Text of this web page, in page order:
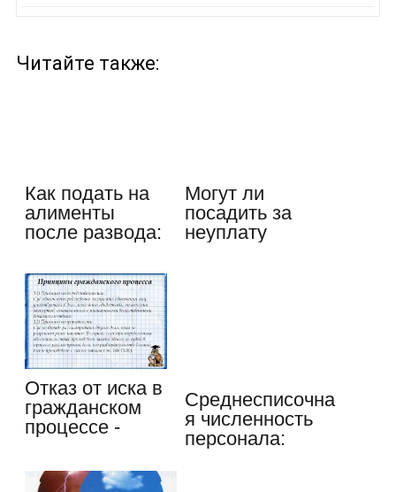
Читайте также:
Как подать на
алименты
после развода:
Могут ли
посадить за
неуплату
Отказ от иска в
гражданском
процессе -
Среднесписочна
я численность
персонала: